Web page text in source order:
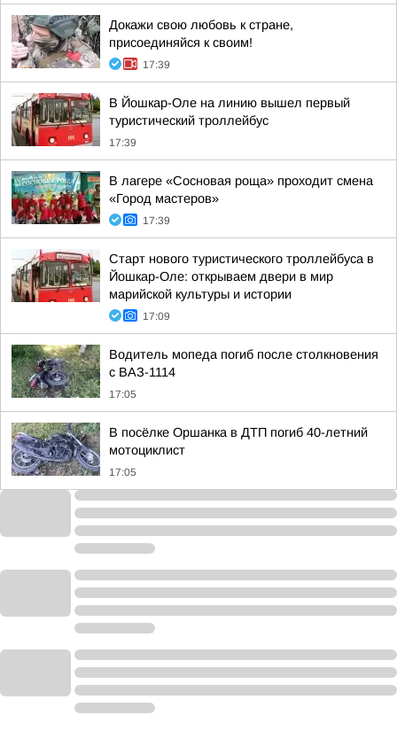
Докажи свою любовь к стране,
присоединяйся к своим!
17:39
В Йошкар-Оле на линию вышел первый
туристический троллейбус
17:39
В лагере «Сосновая роща» проходит смена
«Город мастеров»
17:39
Старт нового туристического троллейбуса в
Йошкар-Оле: открываем двери в мир
марийской культуры и истории
17:09
Водитель мопеда погиб после столкновения
с ВАЗ-1114
17:05
В посёлке Оршанка в ДТП погиб 40-летний
мотоциклист
17:05